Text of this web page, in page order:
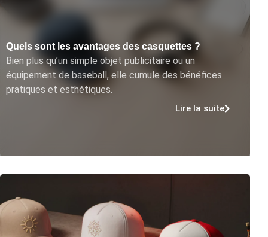
Quels sont les avantages des casquettes ?
Bien plus qu’un simple objet publicitaire ou un
équipement de baseball, elle cumule des bénéfices
pratiques et esthétiques.
Lire la suite